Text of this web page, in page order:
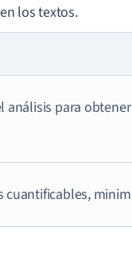
los textos.
análisis para
cuantificables,